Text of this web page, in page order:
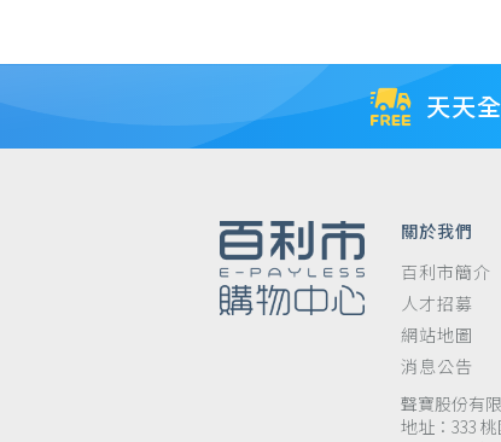
天天
關於我們
百利市簡介
人才招募
網站地圖
消息公告
聲寶股份有
地址：333